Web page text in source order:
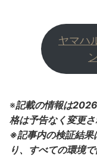
ヤマハ
※記載の情報は
格は予告なく変更さ
※記事内の検証結果
り、すべての環境